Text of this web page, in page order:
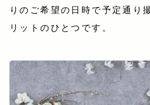
りのご希望の日時で予定通り
リットのひとつです。